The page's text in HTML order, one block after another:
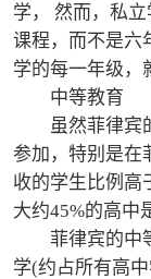
学， 然而，私
课程，而不是六
学的每一年级，
中等教育
虽然菲律宾的
参加，特别是在
收的学生比例高
大约45%的高中
菲律宾的中等
学(约占所有高